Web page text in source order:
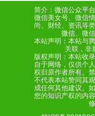
简介： 微信公众平台
微信美女号、微信
尚、财经、资讯等
微信 、微
本站声明：本站与腾
关联，非
版权声明：本站收
自于网络，仅供个
权归原作者所有。
不代表本站赞同其
成任何其他建议。
您的知识产权的内